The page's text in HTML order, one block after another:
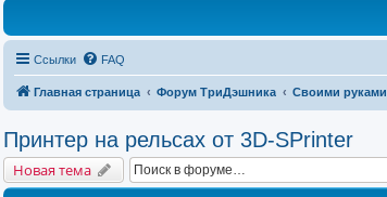
Ссылки FAQ
Главная страница Форум ТриДэшника Своими руками
Принтер на рельсах от 3D-SPrinter
Новая тема